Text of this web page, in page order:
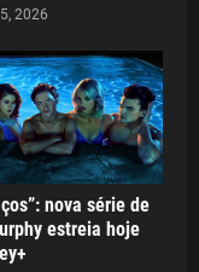
2026
nova série de
estreia hoje